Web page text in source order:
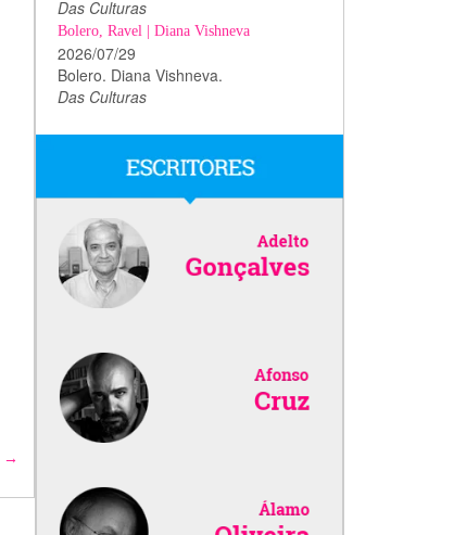
→
Das Culturas
Bolero, Ravel | Diana Vishneva
2026/07/29
Bolero. Diana Vishneva.
Das Culturas